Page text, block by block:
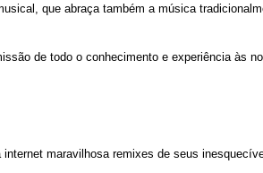
que abraça também a música
de todo o conhecimento e experiência às
maravilhosa remixes de seus